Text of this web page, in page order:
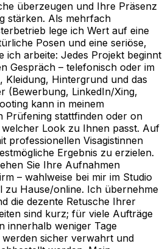
überzeugen und Ihre Präsenz
stärken. Als mehrfach
lege ich Wert auf eine
Posen und eine seriöse,
ich arbeite: Jedes Projekt beginnt
Gespräch – telefonisch oder im
Kleidung, Hintergrund und das
(Bewerbung, LinkedIn/Xing,
kann in meinem
Prüfening stattfinden oder on
Look zu Ihnen passt. Auf
professionellen Visagistinnen
Ergebnis zu erzielen.
Sie Ihre Aufnahmen
– wahlweise bei mir im Studio
zu Hause/online. Ich übernehme
die dezente Retusche Ihrer
sind kurz; für viele Aufträge
innerhalb weniger Tage
sicher verwahrt und